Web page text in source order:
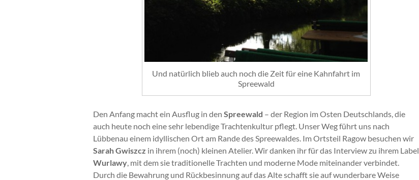
Und natürlich blieb auch noch die Zeit für eine Kahnfahrt im
Spreewald
Den Anfang macht ein Ausflug in den Spreewald – der Region im Osten Deutschlands, die
auch heute noch eine sehr lebendige Trachtenkultur pflegt. Unser Weg führt uns nach
Lübbenau einem idyllischen Ort am Rande des Spreewaldes. Im Ortsteil Ragow besuchen wir
Sarah Gwiszcz in ihrem (noch) kleinen Atelier. Wir danken ihr für das Interview zu ihrem Label
Wurlawy , mit dem sie traditionelle Trachten und moderne Mode miteinander verbindet.
Durch die Bewahrung und Rückbesinnung auf das Alte schafft sie auf wunderbare Weise